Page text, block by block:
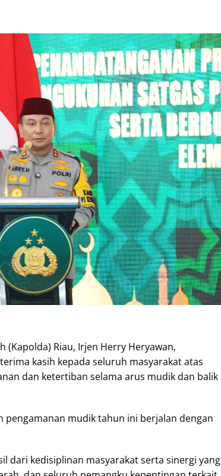
(Kapolda) Riau, Irjen Herry Heryawan,
kasih kepada seluruh masyarakat atas
dan ketertiban selama arus mudik dan balik
pengamanan mudik tahun ini berjalan dengan
dari kedisiplinan masyarakat serta sinergi yang